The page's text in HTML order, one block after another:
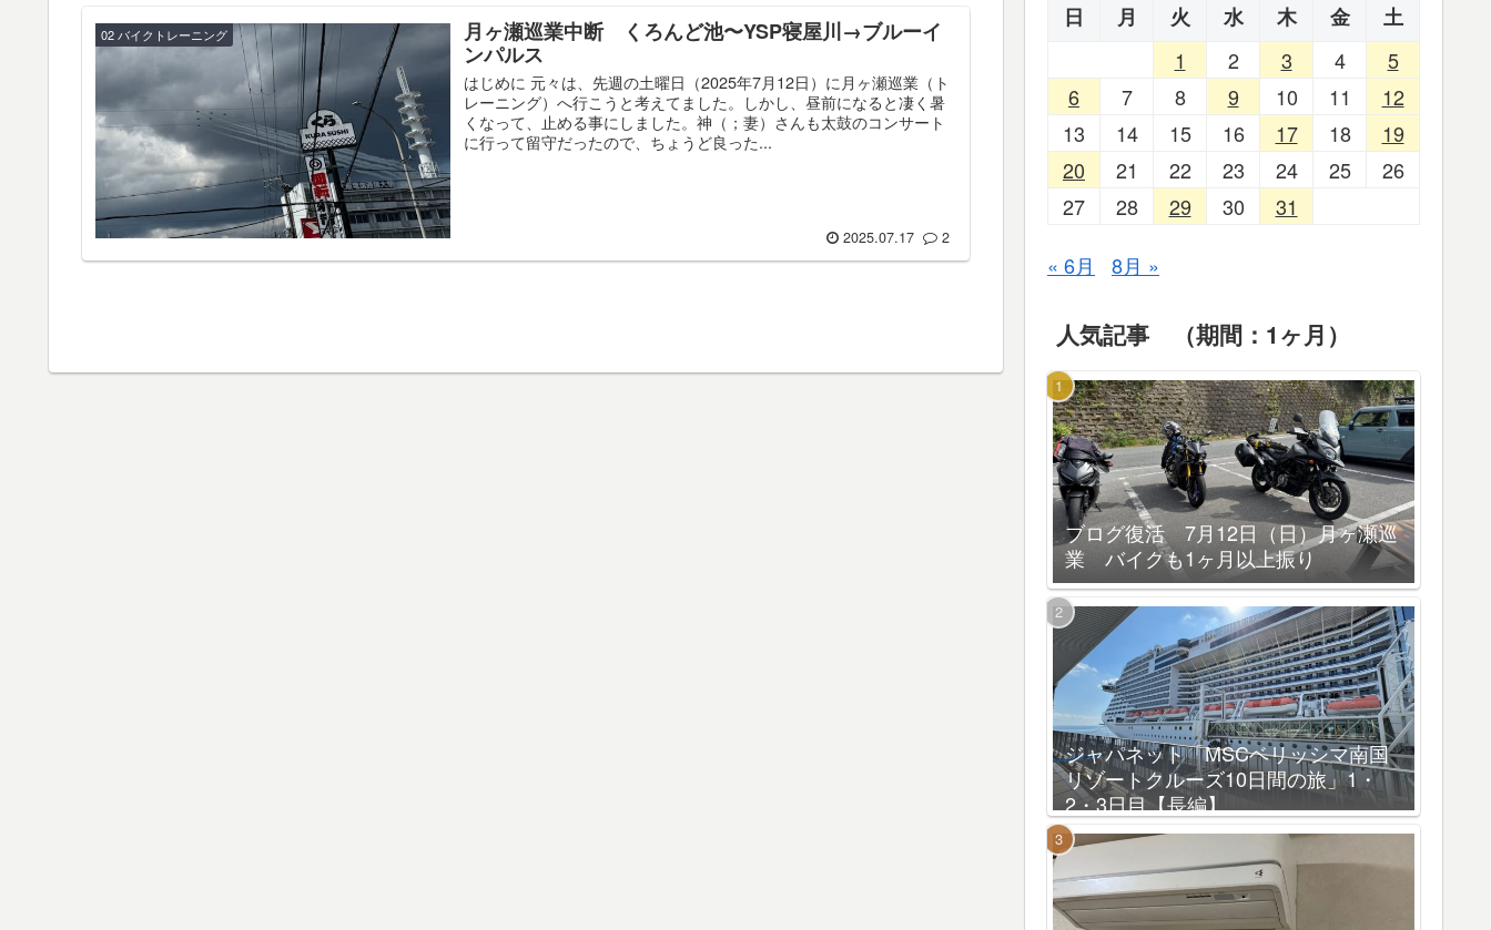
02 バイクトレーニング
月ヶ瀬巡業中断 くろんど池〜YSP寝屋川→ブルーイ
ンパルス
はじめに 元々は、先週の土曜日（2025年7月12日）に月ヶ瀬巡業（ト
レーニング）へ行こうと考えてました。しかし、昼前になると凄く暑
くなって、止める事にしました。神（；妻）さんも太鼓のコンサート
に行って留守だったので、ちょうど良った...
2025.07.17 2
日
月 火 水 木 金
土
1
2 3 4
5
6
7 8 9 10 11
12
13
14 15 16 17 18
19
20
21 22 23 24 25
26
27
28 29 30 31
« 6月 8月 »
人気記事 （期間：1ヶ月）
ブログ復活 7月12日（日）月ヶ瀬巡
業 バイクも1ヶ月以上振り
ジャパネット「MSCベリッシマ南国
リゾートクルーズ10日間の旅」1・
2・3日目【長編】